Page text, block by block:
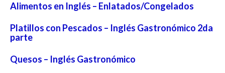
Alimentos en Inglés – Enlatados/Congelados
Platillos con Pescados – Inglés Gastronómico 2da
parte
Quesos – Inglés Gastronómico